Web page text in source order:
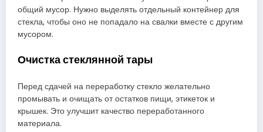
общий мусор. Нужно выделять отдельный контейнер для
стекла, чтобы оно не попадало на свалки вместе с другим
мусором.
Очистка стеклянной тары
Перед сдачей на переработку стекло желательно
промывать и очищать от остатков пищи, этикеток и
крышек. Это улучшит качество переработанного
материала.